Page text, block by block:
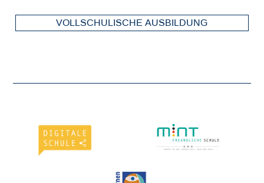
VOLLSCHULISCHE AUSBILDUNG